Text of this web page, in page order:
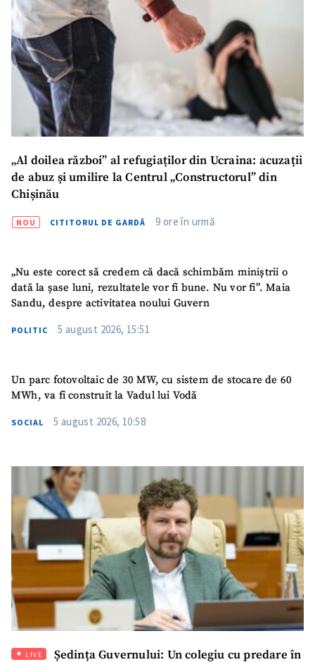
„Al doilea război” al refugiaților din Ucraina: acuzații
de abuz și umilire la Centrul „Constructorul” din
Chișinău
NOU CITITORUL DE GARDĂ 9 ore în urmă
„Nu este corect să credem că dacă schimbăm miniștrii o
dată la șase luni, rezultatele vor fi bune. Nu vor fi”. Maia
Sandu, despre activitatea noului Guvern
POLITIC 5 august 2026, 15:51
Un parc fotovoltaic de 30 MW, cu sistem de stocare de 60
MWh, va fi construit la Vadul lui Vodă
SOCIAL 5 august 2026, 10:58
LIVE Ședința Guvernului: Un colegiu cu predare în